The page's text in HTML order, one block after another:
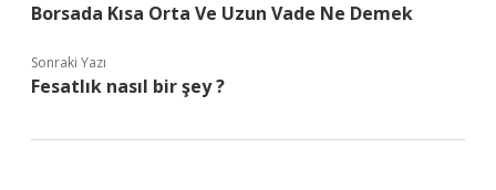
Borsada Kısa Orta Ve Uzun Vade Ne Demek
Sonraki Yazı
Fesatlık nasıl bir şey ?